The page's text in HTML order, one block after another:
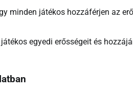
minden játékos hozzáférjen az
egyedi erősségeit és